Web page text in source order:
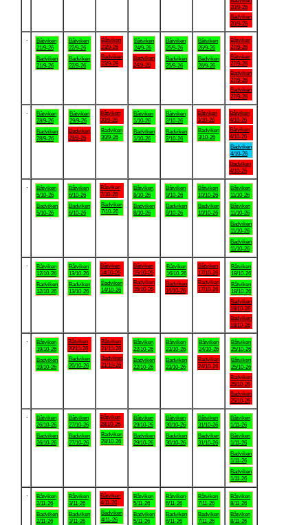
20/9-26
Badviken
20/9-26
Båtviken
21/9-26
Badviken
21/9-26
Båtviken
22/9-26
Badviken
22/9-26
Båtviken
23/9-26
Badviken
23/9-26
Båtviken
24/9-26
Badviken
24/9-26
Båtviken
25/9-26
Badviken
25/9-26
Båtviken
26/9-26
Badviken
26/9-26
Båtviken
27/9-26
Båtviken
27/9-26
Badviken
27/9-26
Badviken
27/9-26
Båtviken
28/9-26
Badviken
28/9-26
Båtviken
29/9-26
Badviken
29/9-26
Båtviken
30/9-26
Badviken
30/9-26
Båtviken
1/10-26
Badviken
1/10-26
Båtviken
2/10-26
Badviken
2/10-26
Båtviken
3/10-26
Badviken
3/10-26
Båtviken
4/10-26
Båtviken
4/10-26
Badviken
4/10-26
Badviken
4/10-26
Båtviken
5/10-26
Badviken
5/10-26
Båtviken
6/10-26
Badviken
6/10-26
Båtviken
7/10-26
Badviken
7/10-26
Båtviken
8/10-26
Badviken
8/10-26
Båtviken
9/10-26
Badviken
9/10-26
Båtviken
10/10-26
Badviken
10/10-26
Båtviken
11/10-26
Båtviken
11/10-26
Badviken
11/10-26
Badviken
11/10-26
Båtviken
12/10-26
Badviken
12/10-26
Båtviken
13/10-26
Badviken
13/10-26
Båtviken
14/10-26
Badviken
14/10-26
Båtviken
15/10-26
Badviken
15/10-26
Båtviken
16/10-26
Badviken
16/10-26
Båtviken
17/10-26
Badviken
17/10-26
Båtviken
18/10-26
Båtviken
18/10-26
Badviken
18/10-26
Badviken
18/10-26
Båtviken
19/10-26
Badviken
19/10-26
Båtviken
20/10-26
Badviken
20/10-26
Båtviken
21/10-26
Badviken
21/10-26
Båtviken
22/10-26
Badviken
22/10-26
Båtviken
23/10-26
Badviken
23/10-26
Båtviken
24/10-26
Badviken
24/10-26
Båtviken
25/10-26
Båtviken
25/10-26
Badviken
25/10-26
Badviken
25/10-26
Båtviken
26/10-26
Badviken
26/10-26
Båtviken
27/10-26
Badviken
27/10-26
Båtviken
28/10-26
Badviken
28/10-26
Båtviken
29/10-26
Badviken
29/10-26
Båtviken
30/10-26
Badviken
30/10-26
Båtviken
31/10-26
Badviken
31/10-26
Båtviken
1/11-26
Båtviken
1/11-26
Badviken
1/11-26
Badviken
1/11-26
Båtviken
2/11-26
Badviken
2/11-26
Båtviken
3/11-26
Badviken
3/11-26
Båtviken
4/11-26
Badviken
4/11-26
Båtviken
5/11-26
Badviken
5/11-26
Båtviken
6/11-26
Badviken
6/11-26
Båtviken
7/11-26
Badviken
7/11-26
Båtviken
8/11-26
Båtviken
8/11-26